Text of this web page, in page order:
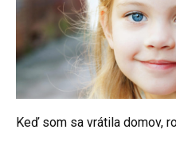
Keď som sa vrátila domov,